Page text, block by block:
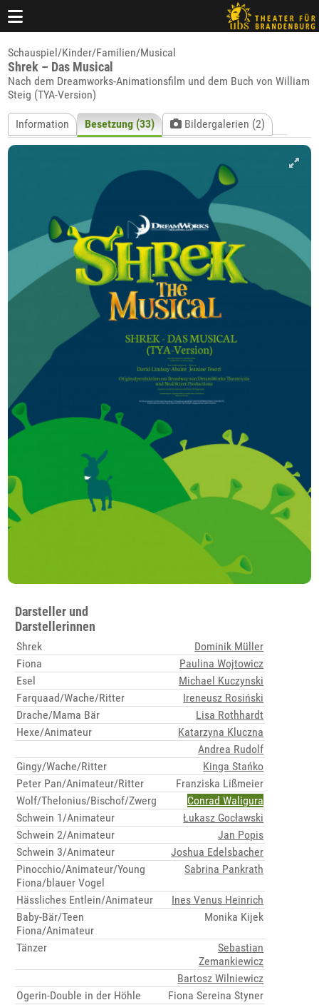
Schauspiel/Kinder/Familien/Musical
Shrek – Das Musical
Nach dem Dreamworks-Animationsfilm und dem Buch von William
Steig (TYA-Version)
Information Besetzung (33) Bildergalerien (2)
Darsteller und
Darstellerinnen
Shrek
Dominik Müller
Fiona
Paulina Wojtowicz
Esel
Michael Kuczynski
Farquaad/Wache/Ritter
Ireneusz Rosiński
Drache/Mama Bär
Lisa Rothhardt
Hexe/Animateur
Katarzyna Kluczna
Andrea Rudolf
Gingy/Wache/Ritter
Kinga Stańko
Peter Pan/Animateur/Ritter
Franziska Lißmeier
Wolf/Thelonius/Bischof/Zwerg
Conrad Waligura
Schwein 1/Animateur
Łukasz Gocławski
Schwein 2/Animateur
Jan Popis
Schwein 3/Animateur
Joshua Edelsbacher
Pinocchio/Animateur/Young
Fiona/blauer Vogel
Sabrina Pankrath
Hässliches Entlein/Animateur
Ines Venus Heinrich
Baby-Bär/Teen
Fiona/Animateur
Monika Kijek
Tänzer
Sebastian
Zemankiewicz
Bartosz Wilniewicz
Ogerin-Double in der Höhle
Fiona Sereina Styner